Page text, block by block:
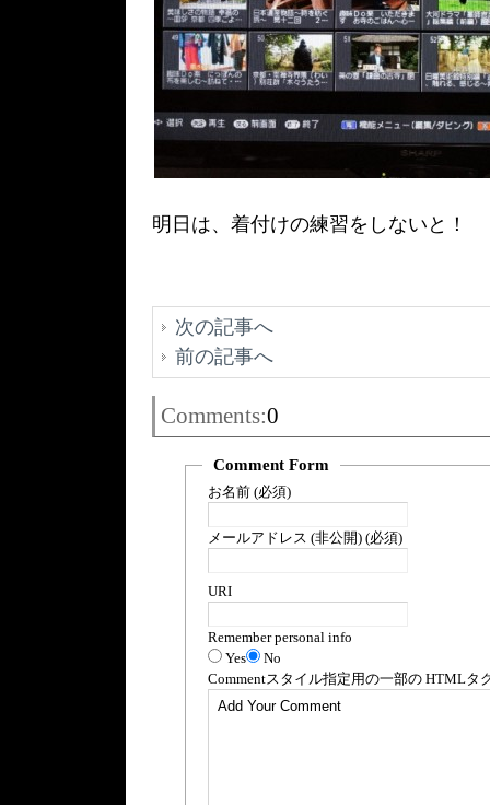
明日は、着付けの練習をしないと！
次の記事へ
前の記事へ
Comments:0
Comment Form
お名前 (必須)
メールアドレス (非公開) (必須)
URI
Remember personal info
Yes
No
Commentスタイル指定用の一部の HTMLタ